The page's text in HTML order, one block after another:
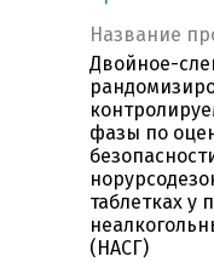
Название
Двойное-
фазы по
таблетках у
(НАСГ)